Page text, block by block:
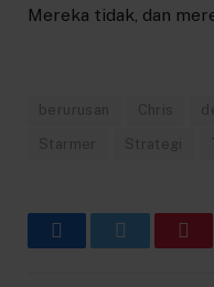
Mereka tidak, dan
berurusan Chris
Starmer Strategi
FacebookTwitter